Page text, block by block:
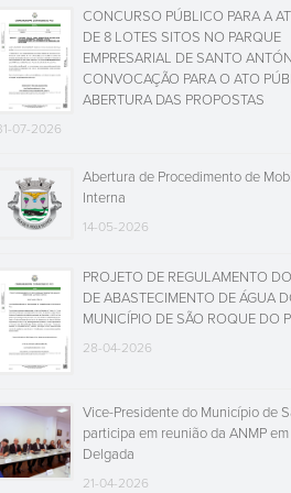
CONCURSO PÚBLICO PARA A
DE 8 LOTES SITOS NO PARQUE
EMPRESARIAL DE SANTO
CONVOCAÇÃO PARA O ATO
ABERTURA DAS PROPOSTAS
07-2026
Abertura de Procedimento de
Interna
14-05-2026
PROJETO DE REGULAMENTO
DE ABASTECIMENTO DE ÁGUA
MUNICÍPIO DE SÃO ROQUE DO
28-04-2026
Vice-Presidente do Município de
participa em reunião da ANMP
Delgada
21-04-2026